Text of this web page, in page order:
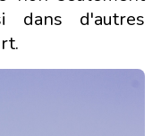
dans d'autres